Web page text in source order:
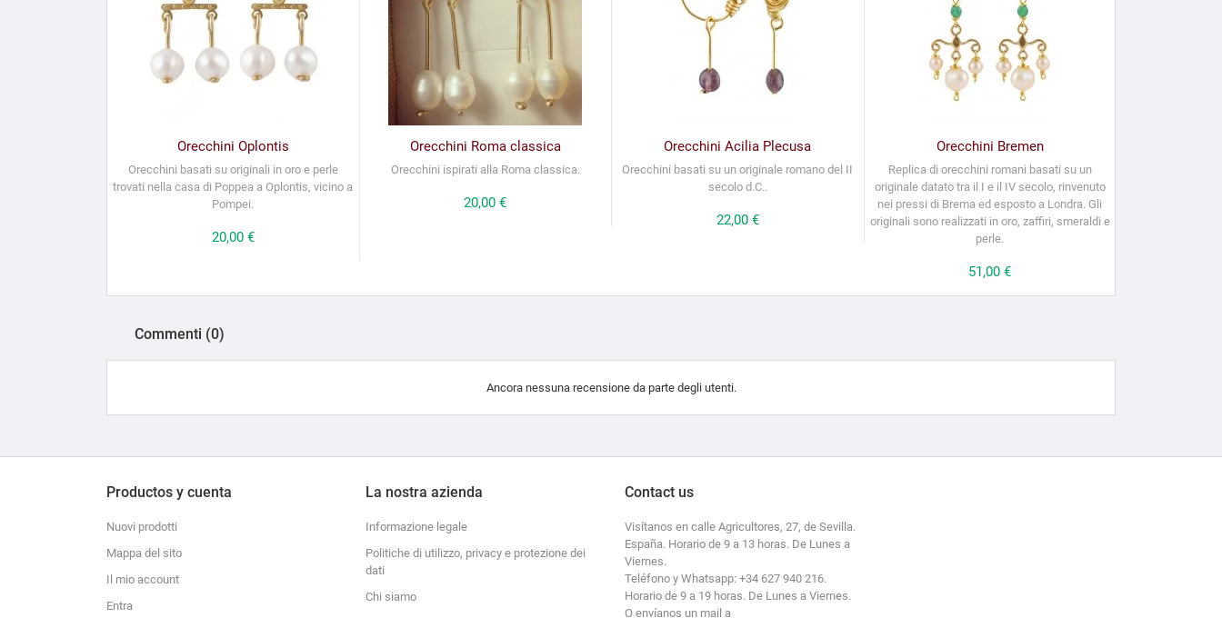
Orecchini Oplontis
Orecchini basati su originali in oro e perle
trovati nella casa di Poppea a Oplontis, vicino a
Pompei.
Prezzo
20,00 €
Orecchini Roma classica
Orecchini ispirati alla Roma classica.
Prezzo
20,00 €
Orecchini Acilia Plecusa
Orecchini basati su un originale romano del II
secolo d.C..
Prezzo
22,00 €
Orecchini Bremen
Replica di orecchini romani basati su un
originale datato tra il I e il IV secolo, rinvenuto
nei pressi di Brema ed esposto a Londra. Gli
originali sono realizzati in oro, zaffiri, smeraldi e
perle.
Prezzo
51,00 €
Commenti (0)
Ancora nessuna recensione da parte degli utenti.
Productos y cuenta
Nuovi prodotti
Mappa del sito
Il mio account
Entra
La nostra azienda
Informazione legale
Politiche di utilizzo, privacy e protezione dei
dati
Chi siamo
Contact us
Visítanos en calle Agricultores, 27, de Sevilla.
España. Horario de 9 a 13 horas. De Lunes a
Viernes.
Teléfono y Whatsapp: +34 627 940 216.
Horario de 9 a 19 horas. De Lunes a Viernes.
O envíanos un mail a